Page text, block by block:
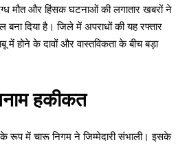
मौत और हिंसक घटनाओं की लगातार खबरों ने
बना दिया है। जिले में अपराधों की यह रफ्तार
में होने के दावों और वास्तविकता के बीच बड़ा
हकीकत
रूप में चारू निगम ने जिम्मेदारी संभाली। इसके